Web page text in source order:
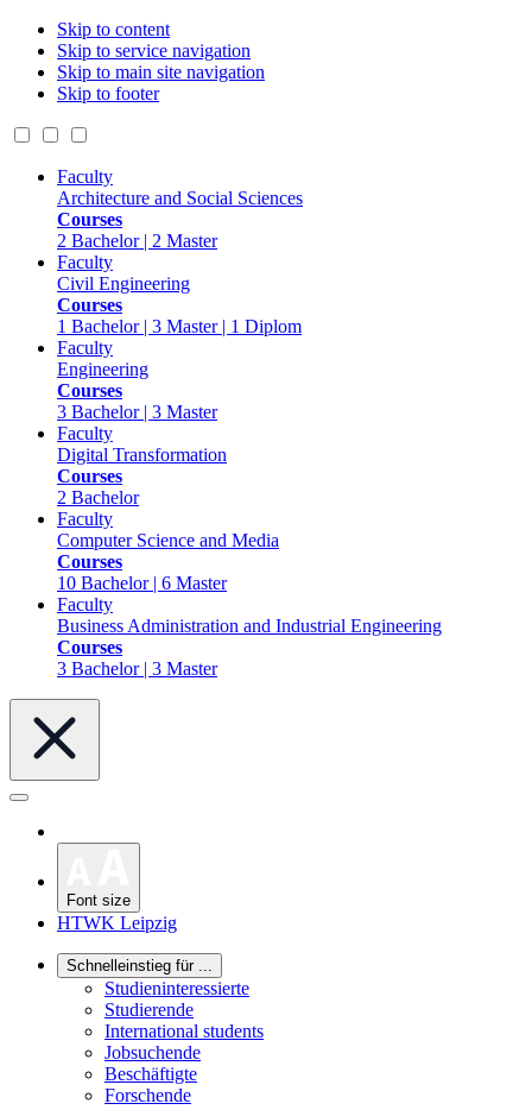
Skip to content
Skip to service navigation
Skip to main site navigation
Skip to footer
Faculty
Architecture and Social Sciences
Courses
2 Bachelor | 2 Master
Faculty
Civil Engineering
Courses
1 Bachelor | 3 Master | 1 Diplom
Faculty
Engineering
Courses
3 Bachelor | 3 Master
Faculty
Digital Transformation
Courses
2 Bachelor
Faculty
Computer Science and Media
Courses
10 Bachelor | 6 Master
Faculty
Business Administration and Industrial Engineering
Courses
3 Bachelor | 3 Master
Font size
HTWK Leipzig
Schnelleinstieg für ...
Studieninteressierte
Studierende
International students
Jobsuchende
Beschäftigte
Forschende